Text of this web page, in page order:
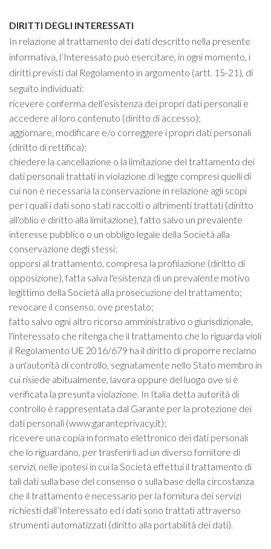
DIRITTI DEGLI INTERESSATI
In relazione al trattamento dei dati descritto nella presente
informativa, l’Interessato può esercitare, in ogni momento, i
diritti previsti dal Regolamento in argomento (artt. 15-21), di
seguito individuati:
ricevere conferma dell’esistenza dei propri dati personali e
accedere al loro contenuto (diritto di accesso);
aggiornare, modificare e/o correggere i propri dati personali
(diritto di rettifica);
chiedere la cancellazione o la limitazione del trattamento dei
dati personali trattati in violazione di legge compresi quelli di
cui non è necessaria la conservazione in relazione agli scopi
per i quali i dati sono stati raccolti o altrimenti trattati (diritto
all'oblio e diritto alla limitazione), fatto salvo un prevalente
interesse pubblico o un obbligo legale della Società alla
conservazione degli stessi;
opporsi al trattamento, compresa la profilazione (diritto di
opposizione), fatta salva l'esistenza di un prevalente motivo
legittimo della Società alla prosecuzione del trattamento;
revocare il consenso, ove prestato;
fatto salvo ogni altro ricorso amministrativo o giurisdizionale,
l'interessato che ritenga che il trattamento che lo riguarda violi
il Regolamento UE 2016/679 ha il diritto di proporre reclamo
a un'autorità di controllo, segnatamente nello Stato membro in
cui risiede abitualmente, lavora oppure del luogo ove si è
verificata la presunta violazione. In Italia detta autorità di
controllo è rappresentata dal Garante per la protezione dei
dati personali (www.garanteprivacy.it);
ricevere una copia in formato elettronico dei dati personali
che lo riguardano, per trasferirli ad un diverso fornitore di
servizi, nelle ipotesi in cui la Società effettui il trattamento di
tali dati sulla base del consenso o sulla base della circostanza
che il trattamento è necessario per la fornitura dei servizi
richiesti dall’Interessato ed i dati sono trattati attraverso
strumenti automatizzati (diritto alla portabilità dei dati).